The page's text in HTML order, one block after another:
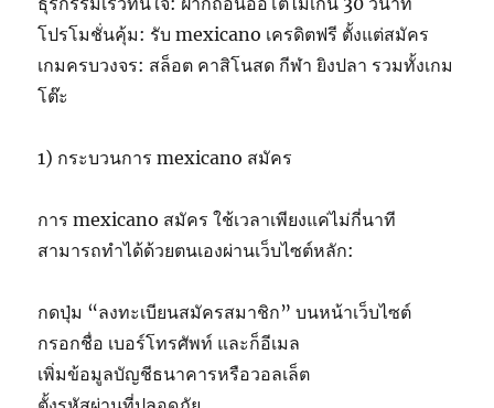
โปรโมชั่นคุ้ม: รับ mexicano เครดิตฟรี ตั้งแต่สมัคร
เกมครบวงจร: สล็อต คาสิโนสด กีฬา ยิงปลา รวมทั้งเกม
โต๊ะ
1) กระบวนการ mexicano สมัคร
การ mexicano สมัคร ใช้เวลาเพียงแค่ไม่กี่นาที
สามารถทำได้ด้วยตนเองผ่านเว็บไซต์หลัก:
กดปุ่ม “ลงทะเบียนสมัครสมาชิก” บนหน้าเว็บไซต์
กรอกชื่อ เบอร์โทรศัพท์ และก็อีเมล
เพิ่มข้อมูลบัญชีธนาคารหรือวอลเล็ต